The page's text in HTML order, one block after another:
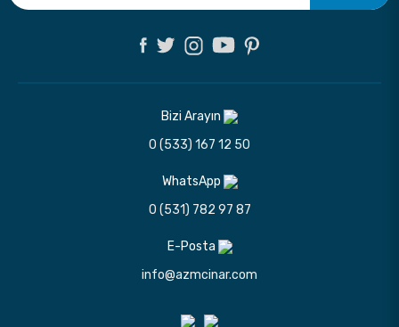
Bizi Arayın
0 (533) 167 12 50
WhatsApp
0 (531) 782 97 87
E-Posta
info@azmcinar.com